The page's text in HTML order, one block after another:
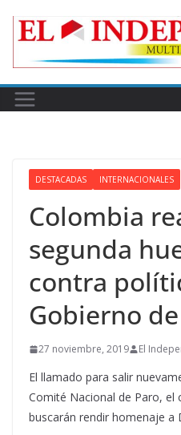
DESTACADAS INTERNACIONALES
Colombia
segunda
contra
Gobierno
27 noviembre, 2019 El
El llamado para salir
Comité Nacional de Paro, el
buscarán rendir homenaje a